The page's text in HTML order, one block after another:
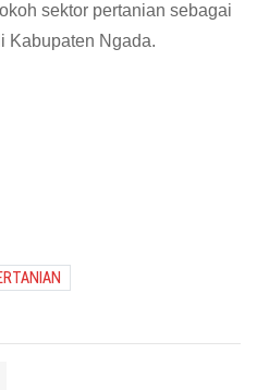
sektor pertanian sebagai
Kabupaten Ngada.